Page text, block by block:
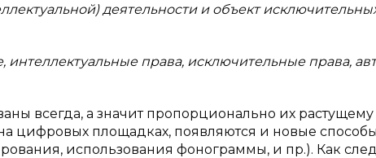
деятельности и объект
права, исключительные права,
всегда, а значит пропорционально их растущему
цифровых площадках, появляются и новые способы
использования фонограммы, и пр.). Как